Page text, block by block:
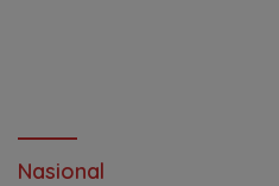
Nasional